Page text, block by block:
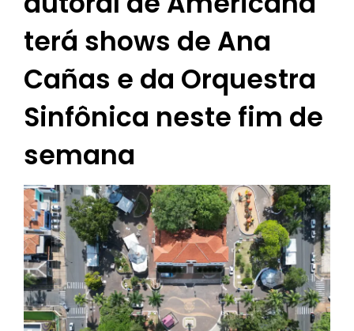
terá shows de Ana
Cañas e da Orquestra
Sinfônica neste fim de
semana